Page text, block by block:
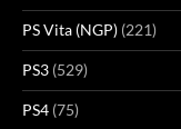
PS Vita (NGP) (221)
PS3 (529)
PS4 (75)